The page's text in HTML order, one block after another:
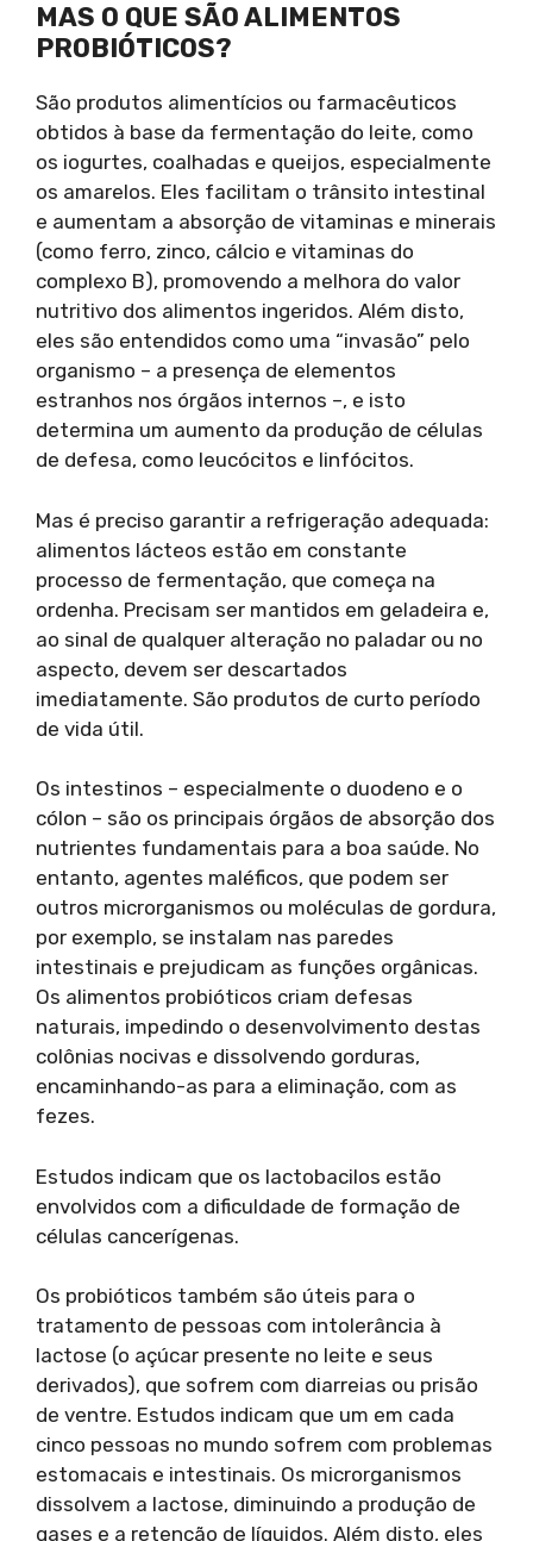
MAS O QUE SÃO ALIMENTOS
PROBIÓTICOS?
São produtos alimentícios ou farmacêuticos
obtidos à base da fermentação do leite, como
os iogurtes, coalhadas e queijos, especialmente
os amarelos. Eles facilitam o trânsito intestinal
e aumentam a absorção de vitaminas e minerais
(como ferro, zinco, cálcio e vitaminas do
complexo B), promovendo a melhora do valor
nutritivo dos alimentos ingeridos. Além disto,
eles são entendidos como uma “invasão” pelo
organismo – a presença de elementos
estranhos nos órgãos internos –, e isto
determina um aumento da produção de células
de defesa, como leucócitos e linfócitos.
Mas é preciso garantir a refrigeração adequada:
alimentos lácteos estão em constante
processo de fermentação, que começa na
ordenha. Precisam ser mantidos em geladeira e,
ao sinal de qualquer alteração no paladar ou no
aspecto, devem ser descartados
imediatamente. São produtos de curto período
de vida útil.
Os intestinos – especialmente o duodeno e o
cólon – são os principais órgãos de absorção dos
nutrientes fundamentais para a boa saúde. No
entanto, agentes maléficos, que podem ser
outros microrganismos ou moléculas de gordura,
por exemplo, se instalam nas paredes
intestinais e prejudicam as funções orgânicas.
Os alimentos probióticos criam defesas
naturais, impedindo o desenvolvimento destas
colônias nocivas e dissolvendo gorduras,
encaminhando-as para a eliminação, com as
fezes.
Estudos indicam que os lactobacilos estão
envolvidos com a dificuldade de formação de
células cancerígenas.
Os probióticos também são úteis para o
tratamento de pessoas com intolerância à
lactose (o açúcar presente no leite e seus
derivados), que sofrem com diarreias ou prisão
de ventre. Estudos indicam que um em cada
cinco pessoas no mundo sofrem com problemas
estomacais e intestinais. Os microrganismos
dissolvem a lactose, diminuindo a produção de
gases e a retenção de líquidos. Além disto, eles